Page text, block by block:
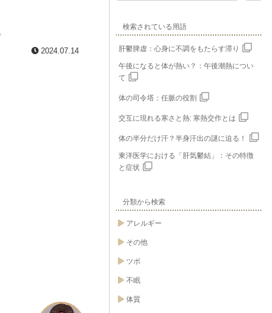
2024.07.14
検索されている用語
肝鬱脾虚：心身に不調をもたらす滞り
午後になると体が熱い？：午後潮熱につい
て
体の司令塔：任脈の役割
交互に現れる寒さと熱: 寒熱交作とは
体の半分だけ汗？半身汗出の謎に迫る！
東洋医学における「肝気鬱結」：その特徴
と症状
分類から検索
アレルギー
その他
ツボ
不眠
体質